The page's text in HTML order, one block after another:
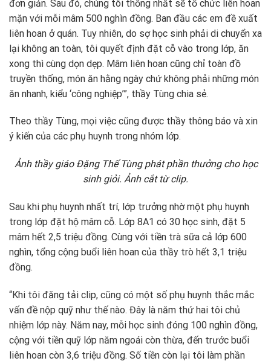
đơn giản. Sau đó, chúng tôi thống nhất sẽ tổ chức liên hoan
mặn với mỗi mâm 500 nghìn đồng. Ban đầu các em đề xuất
liên hoan ở quán. Tuy nhiên, do sợ học sinh phải di chuyển xa
lại không an toàn, tôi quyết định đặt cỗ vào trong lớp, ăn
xong thì cùng dọn dẹp. Mâm liên hoan cũng chỉ toàn đồ
truyền thống, món ăn hằng ngày chứ không phải những món
ăn nhanh, kiểu ‘công nghiệp’”, thầy Tùng chia sẻ.
Theo thầy Tùng, mọi việc cũng được thầy thông báo và xin
ý kiến của các phụ huynh trong nhóm lớp.
Ảnh thầy giáo Đặng Thế Tùng phát phần thưởng cho học
sinh giỏi. Ảnh cắt từ clip.
Sau khi phụ huynh nhất trí, lớp trưởng nhờ một phụ huynh
trong lớp đặt hộ mâm cỗ. Lớp 8A1 có 30 học sinh, đặt 5
mâm hết 2,5 triệu đồng. Cùng với tiền trà sữa cả lớp 600
nghìn, tổng cộng buổi liên hoan của thầy trò hết 3,1 triệu
đồng.
“Khi tôi đăng tải clip, cũng có một số phụ huynh thắc mắc
vấn đề nộp quỹ như thế nào. Đây là năm thứ hai tôi chủ
nhiệm lớp này. Năm nay, mỗi học sinh đóng 100 nghìn đồng,
cộng với tiền quỹ lớp năm ngoái còn thừa, đến trước buổi
liên hoan còn 3,6 triệu đồng. Số tiền còn lại tôi làm phần